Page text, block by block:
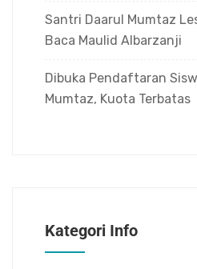
Santri Daarul Mumtaz
Baca Maulid Albarzanji
Dibuka Pendaftaran
Mumtaz, Kuota Terbatas
Kategori Info